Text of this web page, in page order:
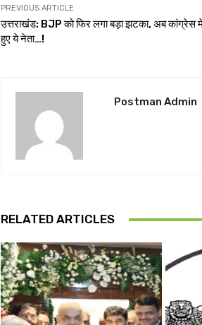
PREVIOUS ARTICLE
उत्तराखंड: BJP को फिर लगा बड़ा झटका, अब कांग्रेस
हुए ये नेता…!
Postman Admin
RELATED ARTICLES